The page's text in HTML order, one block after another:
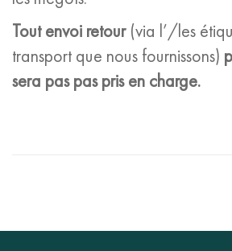
Tout envoi retour(via l’/les
transport que nous fournissons)
sera pas pas pris en charge.